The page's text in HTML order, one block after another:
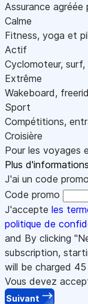
Assurance agréée
Calme
Fitness, yoga et
Actif
Cyclomoteur, surf,
Extrême
Wakeboard,
Sport
Compétitions,
Croisière
Pour les voyages
Plus d'informations
J'ai un code promo
Code promo
J'accepte les
politique de
and By clicking
subscription,
will be charged 45
Vous devez
Suivant